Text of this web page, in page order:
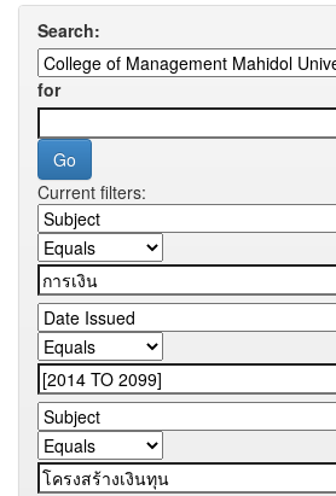
Search:
for
Current filters: